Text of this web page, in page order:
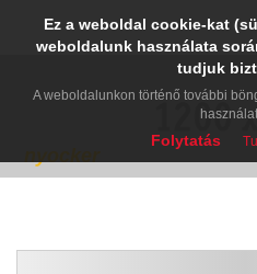
Ez a weboldal cookie-kat
weboldalunk használata
tudjuk
A weboldalunkon történő további
Folytatás